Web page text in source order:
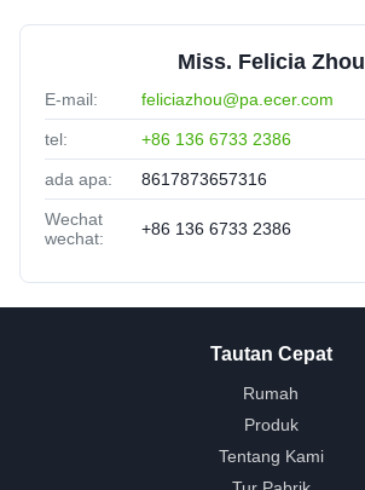
Miss. Felicia Zhou
E-mail: feliciazhou@pa.ecer.com
tel: +86 136 6733 2386
ada apa: 8617873657316
Wechat
wechat:
+86 136 6733 2386
Tautan Cepat
Rumah
Produk
Tentang Kami